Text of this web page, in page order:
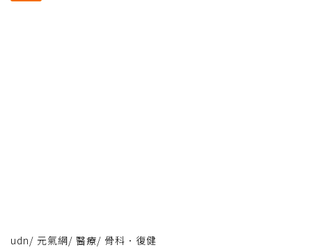
udn/ 元氣網/ 醫療/ 骨科．復健